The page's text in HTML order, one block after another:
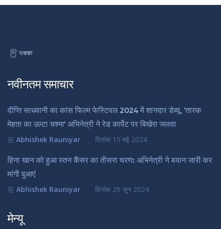
नवीनतम समाचार
दीप्ति साधवानी का कांस फिल्म फेस्टिवल 2024 में शानदार डेब्यू, 'तारक
मेहता का उल्टा चश्मा' अभिनेत्री ने रेड कार्पेट पर बिखेरा जलवा
在 Abhishek Rauniyar दिनांक 15 मई 2024
हिना खान को हुआ स्तन कैंसर का तीसरा चरण: अभिनेत्री ने बयान जारी कर
मांगी दुआएं
在 Abhishek Rauniyar दिनांक 29 जून 2024
मेन्यू